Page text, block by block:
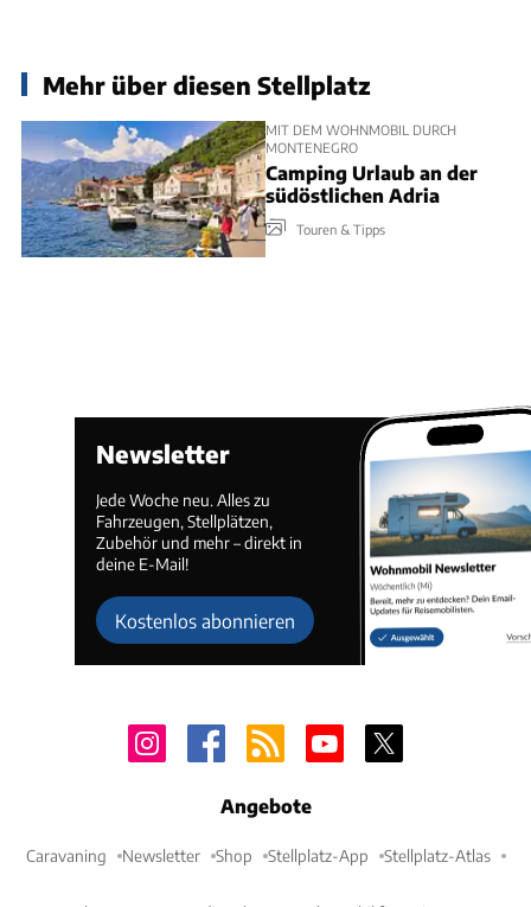
Mehr über diesen Stellplatz
MIT DEM WOHNMOBIL DURCH
MONTENEGRO
Camping Urlaub an der
südöstlichen Adria
Touren & Tipps
Newsletter
Jede Woche neu. Alles zu
Fahrzeugen, Stellplätzen,
Zubehör und mehr – direkt in
deine E-Mail!
Kostenlos abonnieren
Angebote
Caravaning Newsletter Shop Stellplatz-App Stellplatz-Atlas